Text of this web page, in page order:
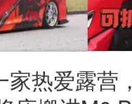
家热爱露营